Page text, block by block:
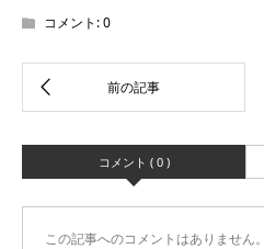
コメント:0
コメント ( 0 )
この記事へのコメントはありません。